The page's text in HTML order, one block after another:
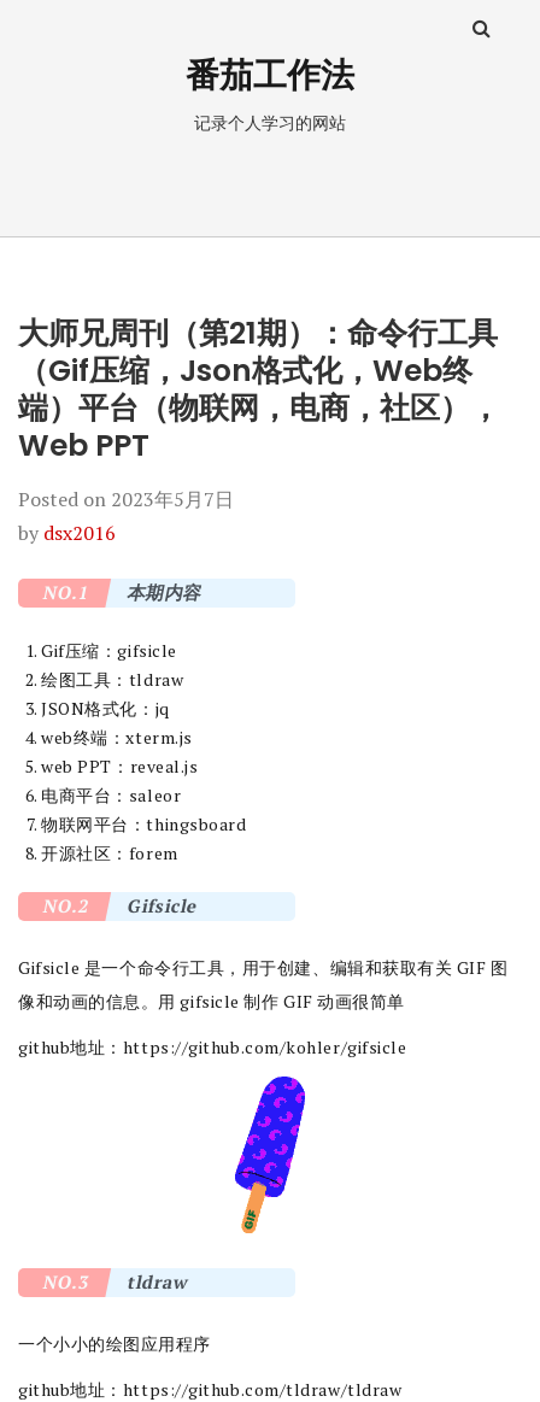
番茄工作法
记录个人学习的网站
大师兄周刊（第21期）：命令行工具
（Gif压缩，Json格式化，Web终
端）平台（物联网，电商，社区），
Web PPT
Posted on 2023年5月7日
by dsx2016
NO.1 本期内容
Gif压缩：gifsicle
绘图工具：tldraw
JSON格式化：jq
web终端：xterm.js
web PPT：reveal.js
电商平台：saleor
物联网平台：thingsboard
开源社区：forem
NO.2 Gifsicle
Gifsicle 是一个命令行工具，用于创建、编辑和获取有关 GIF 图
像和动画的信息。用 gifsicle 制作 GIF 动画很简单
github地址： https://github.com/kohler/gifsicle
NO.3 tldraw
一个小小的绘图应用程序
github地址： https://github.com/tldraw/tldraw